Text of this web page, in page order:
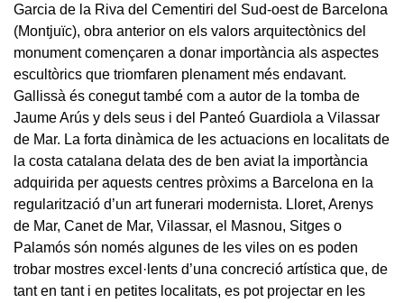
Garcia de la Riva del Cementiri del Sud-oest de Barcelona
(Montjuïc), obra anterior on els valors arquitectònics del
monument començaren a donar importància als aspectes
escultòrics que triomfaren plenament més endavant.
Gallissà és conegut també com a autor de la tomba de
Jaume Arús y dels seus i del Panteó Guardiola a Vilassar
de Mar. La forta dinàmica de les actuacions en localitats de
la costa catalana delata des de ben aviat la importància
adquirida per aquests centres pròxims a Barcelona en la
regularització d’un art funerari modernista. Lloret, Arenys
de Mar, Canet de Mar, Vilassar, el Masnou, Sitges o
Palamós són només algunes de les viles on es poden
trobar mostres excel·lents d’una concreció artística que, de
tant en tant i en petites localitats, es pot projectar en les